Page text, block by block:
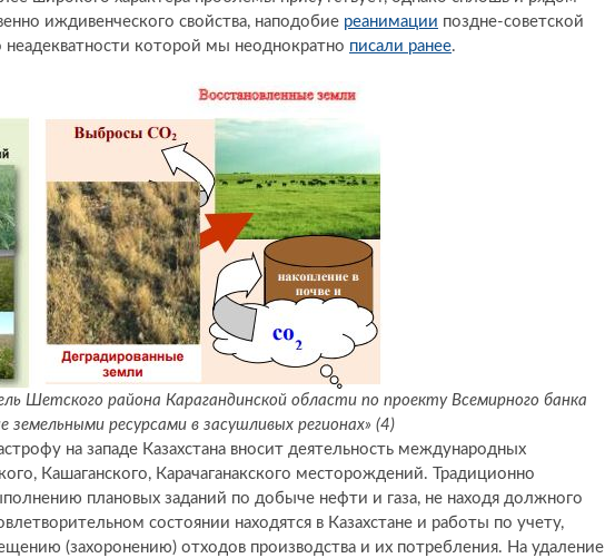
иждивенческого свойства, наподобие реанимации поздне-советской
неадекватности которой мы неоднократно писали ранее.
Шетского района Карагандинской области по проекту Всемирного банка
земельными ресурсами в засушливых регионах» (4)
на западе Казахстана вносит деятельность международных
Кашаганского, Карачаганакского месторождений. Традиционно
плановых заданий по добыче нефти и газа, не находя должного
состоянии находятся в Казахстане и работы по учету,
(захоронению) отходов производства и их потребления. На удаление